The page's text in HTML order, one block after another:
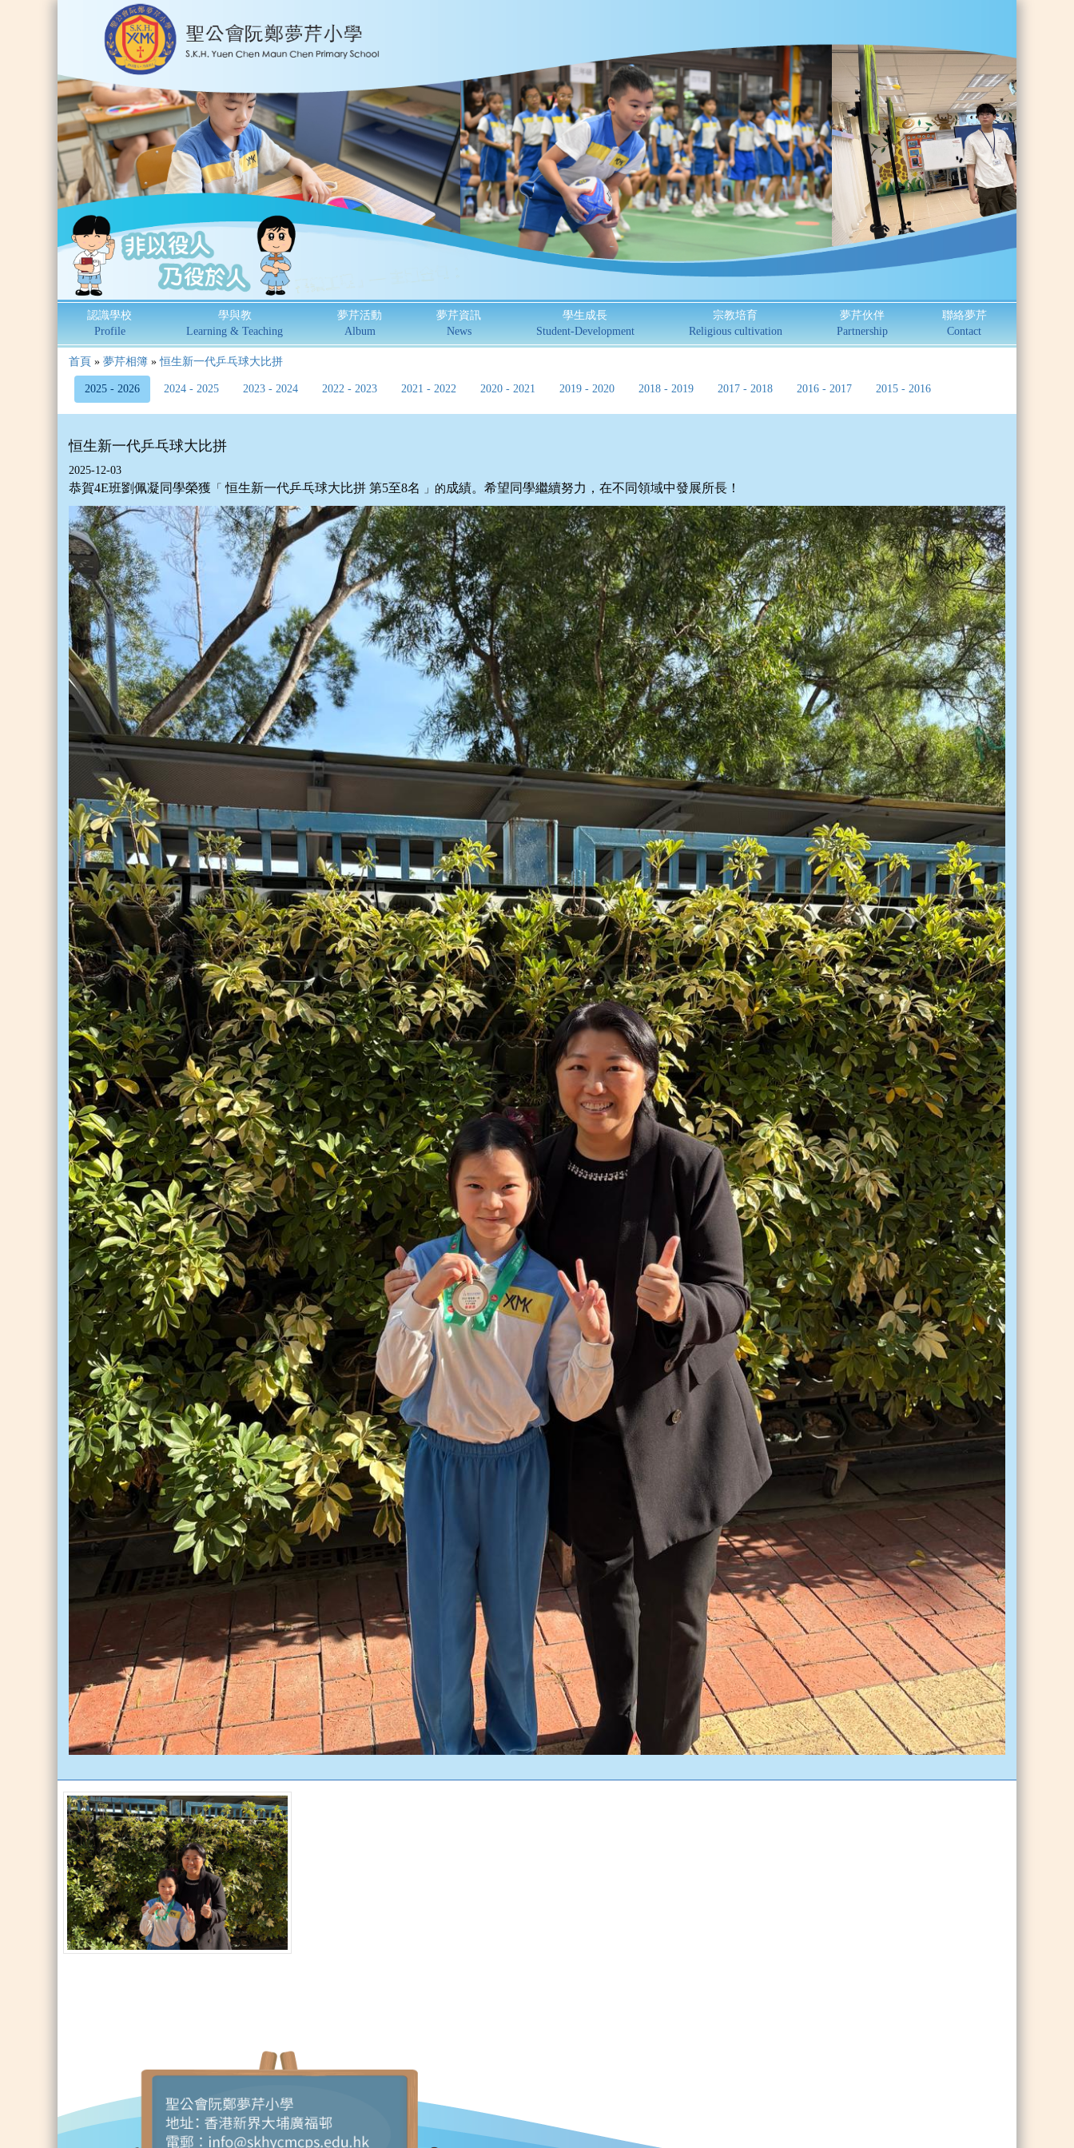
認識學校
Profile
學與教
Learning & Teaching
夢芹活動
Album
夢芹資訊
News
學生成長
Student-Development
宗教培育
Religious cultivation
夢芹伙伴
Partnership
聯絡夢芹
Contact
首頁 » 夢芹相簿 »恒生新一代乒乓球大比拼
2025 - 2026 2024 - 2025 2023 - 2024 2022 - 2023 2021 - 2022 2020 - 2021 2019 - 2020 2018 - 2019 2017 - 2018 2016 - 2017 2015 - 2016
恒生新一代乒乓球大比拼
2025-12-03
恭賀4E班劉佩凝同學榮獲 「恒生新一代乒乓球大比拼 第5至8名 」的 成績。希望同學繼續努力，在不同領域中發展所長！